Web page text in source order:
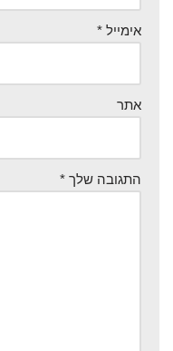
אימייל *
אתר
התגובה שלך *